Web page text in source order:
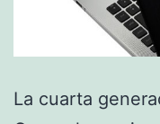
La cuarta